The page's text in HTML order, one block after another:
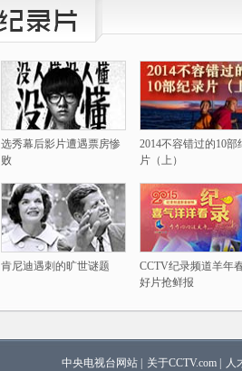
选秀幕后影片遭遇票房惨
败
2014不容错过的10部
片（上）
肯尼迪遇刺的旷世谜题
CCTV纪录频道羊年
好片抢鲜报
中央电视台网站 关于CCTV.com
人